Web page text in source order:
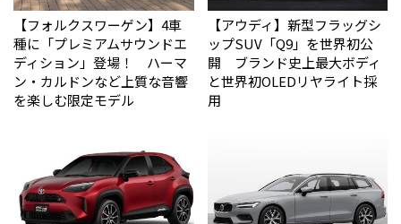
【フォルクスワーゲン】4車
種に「プレミアムサウンドエ
ディション」登場！ ハーマ
ン・カルドンなど上質な音響
を楽しむ限定モデル
【アウディ】新型フラッグシ
ップSUV「Q9」を世界初公
開 ブランド史上最大ボディ
と世界初OLEDリヤライト採
用